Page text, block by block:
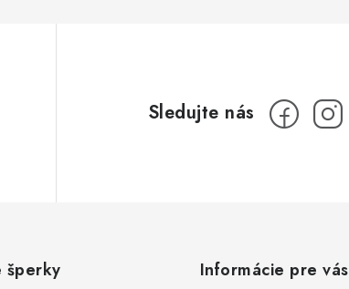
šperky Informácie pre vás